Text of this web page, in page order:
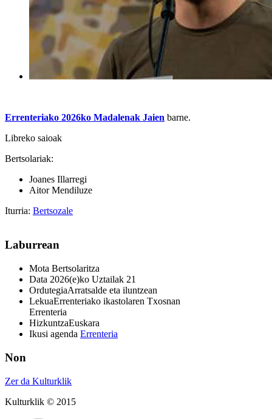
Errenteriako 2026ko Madalenak Jaien barne.
Libreko saioak
Bertsolariak:
Joanes Illarregi
Aitor Mendiluze
Iturria: Bertsozale
Laburrean
Mota Bertsolaritza
Data 2026(e)ko Uztailak 21
OrdutegiaArratsalde eta iluntzean
LekuaErrenteriako ikastolaren Txosnan
Errenteria
HizkuntzaEuskara
Ikusi agenda Errenteria
Non
Zer da Kulturklik
Kulturklik © 2015